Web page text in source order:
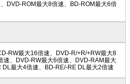
DVD-ROM最大8倍速、BD-ROM最大6倍
RW最大16倍速、DVD-R/+R/+RW最大8
速、DVD-RW最大6倍速、DVD-RAM最大
最大4倍速、BD-RE/-RE DL最大2倍速